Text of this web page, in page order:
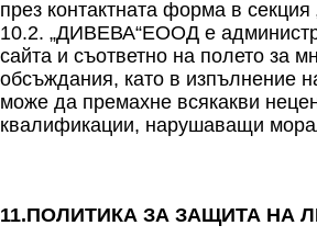
през контактната форма в секция
10.2. „ДИВЕВА“ЕООД е
сайта и съответно на полето за
обсъждания, като в изпълнение
може да премахне всякакви
квалификации, нарушаващи
11.ПОЛИТИКА ЗА ЗАЩИТА НА